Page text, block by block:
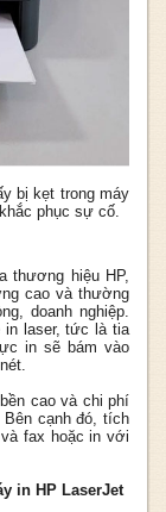
bị kẹt trong máy
phục sự cố.
thương hiệu HP,
cao và thường
doanh nghiệp.
in laser, tức là tia
in sẽ bám vào
cao và chi phí
cạnh đó, tích
fax hoặc in với
in HP LaserJet